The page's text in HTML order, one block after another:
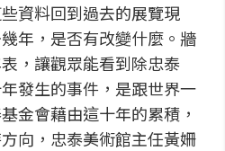
資料回到過去的展覽現
年，是否有改變什麼。牆
，讓觀眾能看到除忠泰
發生的事件，是跟世界一
金會藉由這十年的累積，
向，忠泰美術館主任黃姍